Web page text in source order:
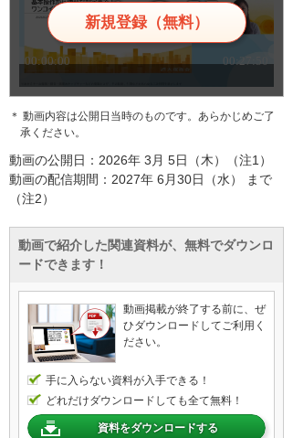
新規登録（無料）
＊ 動画内容は公開日当時のものです。あらかじめご了
承ください。
動画の公開日：2026年 3月 5日（木）（注1）
動画の配信期間：2027年 6月30日（水） まで
（注2）
動画で紹介した関連資料が、無料でダウンロ
ードできます！
動画掲載が終了する前に、ぜ
ひダウンロードしてご利用く
ださい。
手に入らない資料が入手できる！
どれだけダウンロードしても全て無料！
資料をダウンロードする